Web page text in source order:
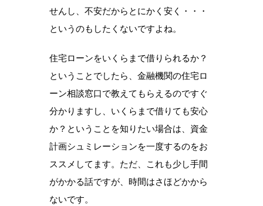
せんし、不安だからとにかく安く・・・
というのもしたくないですよね。
住宅ローンをいくらまで借りられるか？
ということでしたら、金融機関の住宅ロ
ーン相談窓口で教えてもらえるのですぐ
分かりますし、いくらまで借りても安心
か？ということを知りたい場合は、資金
計画シュミレーションを一度するのをお
ススメしてます。ただ、これも少し手間
がかかる話ですが、時間はさほどかから
ないです。